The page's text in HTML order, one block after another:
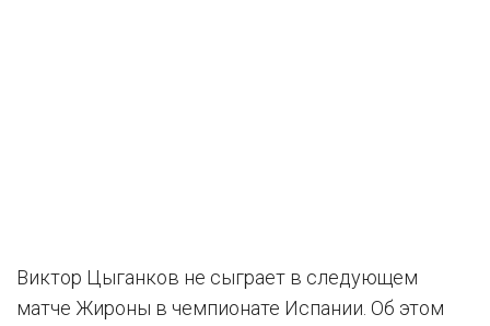
Виктор Цыганков не сыграет в следующем
матче Жироны в чемпионате Испании. Об этом